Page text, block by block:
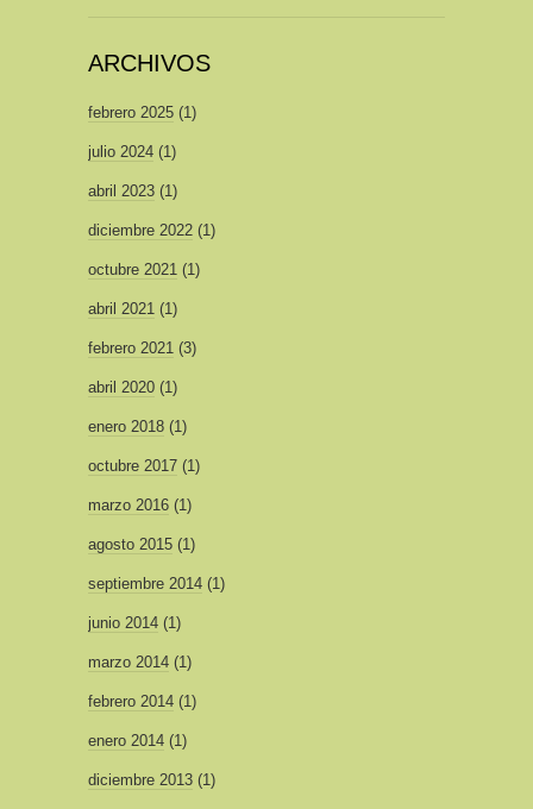
ARCHIVOS
febrero 2025 (1)
julio 2024 (1)
abril 2023 (1)
diciembre 2022 (1)
octubre 2021 (1)
abril 2021 (1)
febrero 2021 (3)
abril 2020 (1)
enero 2018 (1)
octubre 2017 (1)
marzo 2016 (1)
agosto 2015 (1)
septiembre 2014 (1)
junio 2014 (1)
marzo 2014 (1)
febrero 2014 (1)
enero 2014 (1)
diciembre 2013 (1)